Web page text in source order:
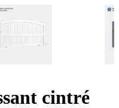
cintré